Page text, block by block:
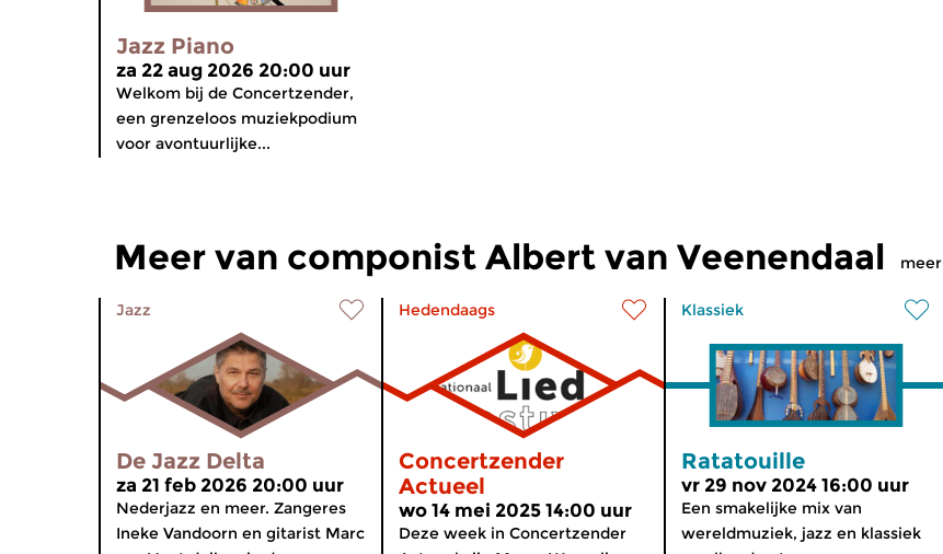
Jazz Piano
za 22 aug 2026 20:00 uur
Welkom bij de Concertzender,
een grenzeloos muziekpodium
voor avontuurlijke...
Meer van componist Albert van Veenendaal meer
Jazz
De Jazz Delta
za 21 feb 2026 20:00 uur
Nederjazz en meer. Zangeres
Ineke Vandoorn en gitarist Marc
Hedendaags
Concertzender
Actueel
wo 14 mei 2025 14:00 uur
Deze week in Concertzender
Klassiek
Ratatouille
vr 29 nov 2024 16:00 uur
Een smakelijke mix van
wereldmuziek, jazz en klassiek